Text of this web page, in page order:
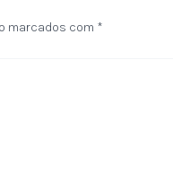
marcados com *